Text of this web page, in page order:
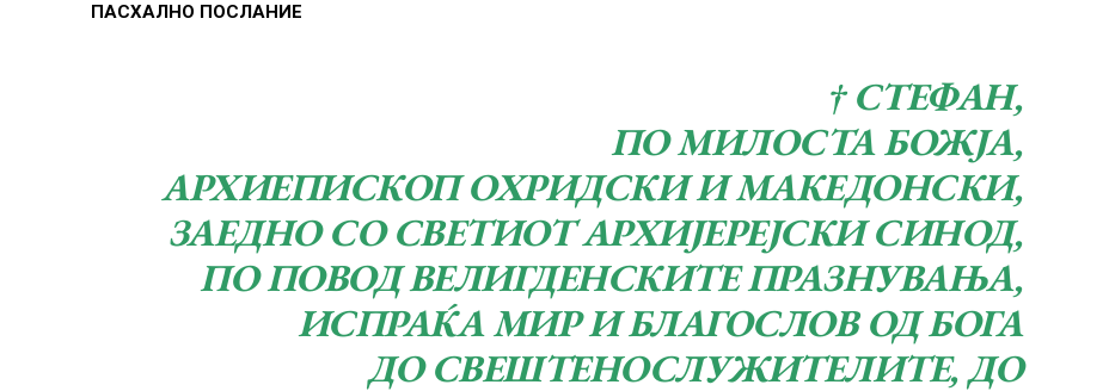
ПАСХАЛНО ПОСЛАНИЕ
† СТЕФАН,
ПО МИЛОСТА БОЖЈА,
АРХИЕПИСКОП ОХРИДСКИ И МАКЕДОНСКИ,
ЗАЕДНО СО СВЕТИОТ АРХИЈЕРЕЈСКИ СИНОД,
ПО ПОВОД ВЕЛИГДЕНСКИТЕ ПРАЗНУВАЊА,
ИСПРАЌА МИР И БЛАГОСЛОВ ОД БОГА
ДО СВЕШТЕНОСЛУЖИТЕЛИТЕ, ДО